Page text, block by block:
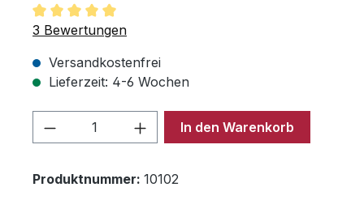
Durchschnittliche Bewertung von 5 von 5 Sternen
3 Bewertungen
Versandkostenfrei
Lieferzeit: 4-6 Wochen
Produkt Anzahl: Gib den
In den Warenkorb
Produktnummer: 10102